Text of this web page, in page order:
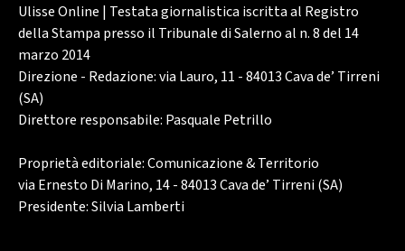
Ulisse Online | Testata giornalistica iscritta al Registro
della Stampa presso il Tribunale di Salerno al n. 8 del 14
marzo 2014
Direzione - Redazione: via Lauro, 11 - 84013 Cava de’ Tirreni
(SA)
Direttore responsabile: Pasquale Petrillo
Proprietà editoriale: Comunicazione & Territorio
via Ernesto Di Marino, 14 - 84013 Cava de’ Tirreni (SA)
Presidente: Silvia Lamberti